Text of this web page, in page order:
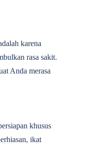
karena
rasa sakit.
Anda merasa
khusus
ikat